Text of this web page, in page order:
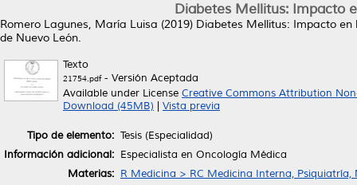
Diabetes Mellitus: Impacto
Romero Lagunes, María Luisa (2019) Diabetes Mellitus: Impacto en
de Nuevo León.
Texto
21754.pdf- Versión Aceptada
Available under License Creative Commons Attribution
Download (45MB)
Vista previa
Tipo de elemento: Tesis (Especialidad)
Información adicional: Especialista en Oncología Médica
Materias: R Medicina > RC Medicina Interna, Psiquiatría,